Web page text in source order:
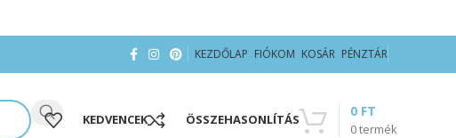
KEZDŐLAP FIÓKOM KOSÁR PÉNZTÁR
KEDVENCEK ÖSSZEHASONLÍTÁS
0termék
0 FT